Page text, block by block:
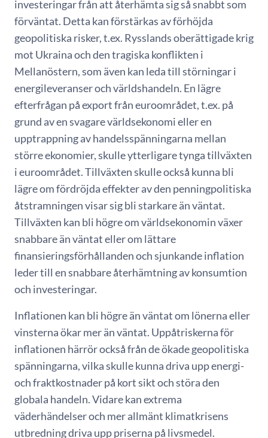
investeringar från att återhämta sig så snabbt som
förväntat. Detta kan förstärkas av förhöjda
geopolitiska risker, t.ex. Rysslands oberättigade krig
mot Ukraina och den tragiska konflikten i
Mellanöstern, som även kan leda till störningar i
energileveranser och världshandeln. En lägre
efterfrågan på export från euroområdet, t.ex. på
grund av en svagare världsekonomi eller en
upptrappning av handelsspänningarna mellan
större ekonomier, skulle ytterligare tynga tillväxten
i euroområdet. Tillväxten skulle också kunna bli
lägre om fördröjda effekter av den penningpolitiska
åtstramningen visar sig bli starkare än väntat.
Tillväxten kan bli högre om världsekonomin växer
snabbare än väntat eller om lättare
finansieringsförhållanden och sjunkande inflation
leder till en snabbare återhämtning av konsumtion
och investeringar.
Inflationen kan bli högre än väntat om lönerna eller
vinsterna ökar mer än väntat. Uppåtriskerna för
inflationen härrör också från de ökade geopolitiska
spänningarna, vilka skulle kunna driva upp energi-
och fraktkostnader på kort sikt och störa den
globala handeln.Vidare kan extrema
väderhändelser och mer allmänt klimatkrisens
utbredning driva upp priserna på livsmedel.